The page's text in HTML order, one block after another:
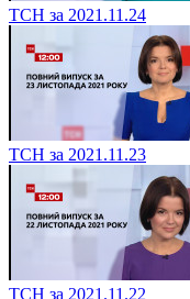
ТСН за 2021.11.24
ТСН за 2021.11.23
ТСН за 2021.11.22